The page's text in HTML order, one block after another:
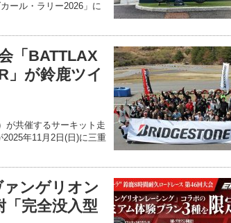
ール・ラリー2026」に
「BATTLAX
」が鈴鹿ツイ
が共催するサーキット走
年11月2日(日)に三重
ンゲリオン
「完全没入型